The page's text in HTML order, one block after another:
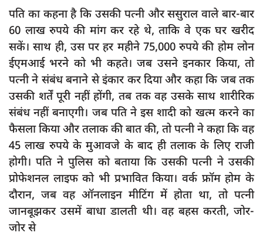
पति का कहना है कि उसकी पत्नी और ससुराल वाले बार-बार
60 लाख रुपये की मांग कर रहे थे, ताकि वे एक घर खरीद
सकें। साथ ही, उस पर हर महीने 75,000 रुपये की होम लोन
ईएमआई भरने को भी कहते। जब उसने इनकार किया, तो
पत्नी ने संबंध बनाने से इंकार कर दिया और कहा कि जब तक
उसकी शर्तें पूरी नहीं होंगी, तब तक वह उसके साथ शारीरिक
संबंध नहीं बनाएगी। जब पति ने इस शादी को खत्म करने का
फैसला किया और तलाक की बात की, तो पत्नी ने कहा कि वह
45 लाख रुपये के मुआवजे के बाद ही तलाक के लिए राजी
होगी। पति ने पुलिस को बताया कि उसकी पत्नी ने उसकी
प्रोफेशनल लाइफ को भी प्रभावित किया। वर्क फ्रॉम होम के
दौरान, जब वह ऑनलाइन मीटिंग में होता था, तो पत्नी
जानबूझकर उसमें बाधा डालती थी। वह बहस करती, जोर-
जोर से